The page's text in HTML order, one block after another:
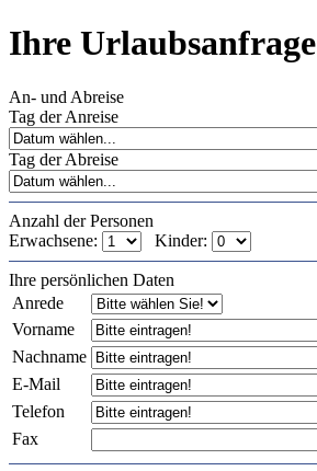
Ihre Urlaubsanfrage
An- und Abreise
Tag der Anreise
Tag der Abreise
Anzahl der Personen
Erwachsene:
Kinder:
Ihre persönlichen Daten
Anrede
Vorname
Nachname
E-Mail
Telefon
Fax